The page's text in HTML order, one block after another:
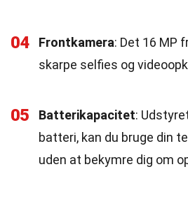
04 Frontkamera: Det 16 MP
skarpe selfies og
05 Batterikapacitet:
batteri, kan du bruge din
uden at bekymre dig om